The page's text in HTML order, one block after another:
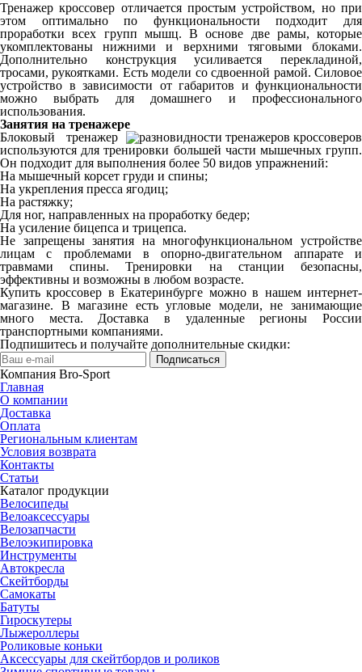
Тренажер кроссовер отличается простым устройством, но при
этом оптимально по функциональности подходит для
проработки всех групп мышц. В основе две рамы, которые
укомплектованы нижними и верхними тяговыми блоками.
Дополнительно конструкция усиливается перекладиной,
тросами, рукоятками. Есть модели со сдвоенной рамой. Силовое
устройство в зависимости от габаритов и функциональности
можно выбрать для домашнего и профессионального
использования.
Занятия на тренажере
Блоковый тренажер
используются для тренировки большей части мышечных групп.
Он подходит для выполнения более 50 видов упражнений:
На мышечный корсет груди и спины;
На укрепления пресса ягодиц;
На растяжку;
Для ног, направленных на проработку бедер;
На усиление бицепса и трицепса.
Не запрещены занятия на многофункциональном устройстве
лицам с проблемами в опорно-двигательном аппарате и
травмами спины. Тренировки на станции безопасны,
эффективны и возможны в любом возрасте.
Купить кроссовер в Екатеринбурге можно в нашем интернет-
магазине. В магазине есть угловые модели, не занимающие
много места. Доставка в удаленные регионы России
транспортными компаниями.
Подпишитесь и получайте дополнительные скидки:
Подписаться
Компания Bro-Sport
Главная
О компании
Доставка
Оплата
Региональным клиентам
Условия возврата
Контакты
Статьи
Каталог продукции
Велосипеды
Велоаксессуары
Велозапчасти
Велоэкипировка
Инструменты
Автокресла
Скейтборды
Самокаты
Батуты
Гироскутеры
Лыжероллеры
Роликовые коньки
Аксессуары для скейтбордов и роликов